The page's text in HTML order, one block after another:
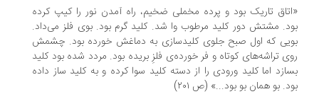
تاریک بود و پرده مخملی ضخیم، راه آمدن نور را کیپ کرده
مشتش دور کلید مرطوب وا شد. کلید گرم بود. بوی فلز می‌داد.
که اول صبح جلوی کلیدسازی به دماغش خورده بود. چشمش
تراشه‌های کوتاه و فر خورده‌ی فلزِ بریده بود. مردد شده بود کلید
اما کلید ورودی را از دسته کلید سوا کرده و به کلید ساز داده
بو همان بو بود...» (ص ۲۰۱)